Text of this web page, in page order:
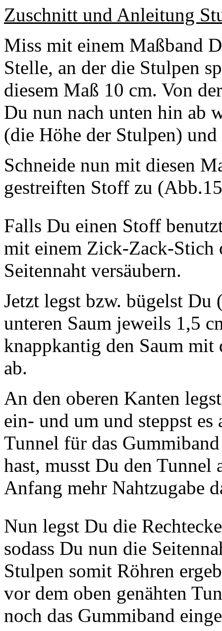
Zuschnitt und Anleitung
Miss mit einem Maßband
Stelle, an der die Stulpen
diesem Maß 10 cm. Von
Du nun nach unten hin ab
(die Höhe der Stulpen)
Schneide nun mit diesen
gestreiften Stoff zu
Falls Du einen Stoff
mit einem Zick-Zack-Stich
Seitennaht versäubern.
Jetzt legst bzw. bügelst Du
unteren Saum jeweils 1,5
knappkantig den Saum mit
ab.
An den oberen Kanten
ein- und um und steppst
Tunnel für das
hast, musst Du den Tunnel
Anfang mehr Nahtzugabe
Nun legst Du die
sodass Du nun die
Stulpen somit Röhren
vor dem oben genähten
noch das Gummiband